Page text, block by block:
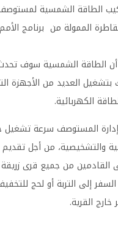
الطاقة الشمسية لمستوصف
الممولة من برنامج
أن الطاقة الشمسية سوف
العديد من الأجهزة
الكهربائية.
المستوصف سرعة تشغيل
والتشخيصية، من أجل
القادمين من جميع قرى
السفر إلى التربة أو لحج
القرية.